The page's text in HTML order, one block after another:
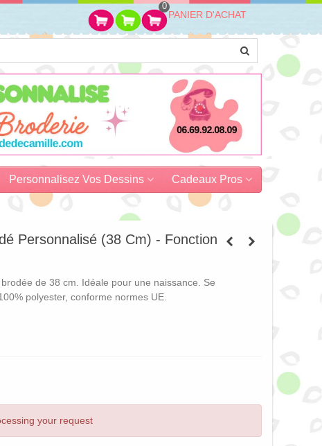
0
PANIER D'ACHAT
Personnalisez Vos Dessins Cadeaux Pros
Personnalisé (38 Cm) - Fonction
de 38 cm. Idéale pour une naissance. Se
polyester, conforme normes UE.
your request